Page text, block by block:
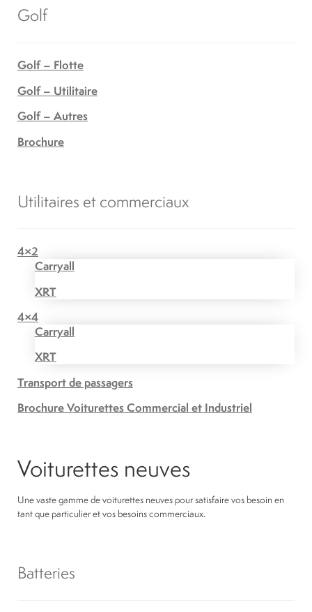
Golf
Golf – Flotte
Golf – Utilitaire
Golf – Autres
Brochure
Utilitaires et commerciaux
4×2
Carryall
XRT
4×4
Carryall
XRT
Transport de passagers
Brochure Voiturettes Commercial et Industriel
Voiturettes neuves
Une vaste gamme de voiturettes neuves pour satisfaire vos besoin en
tant que particulier et vos besoins commerciaux.
Batteries